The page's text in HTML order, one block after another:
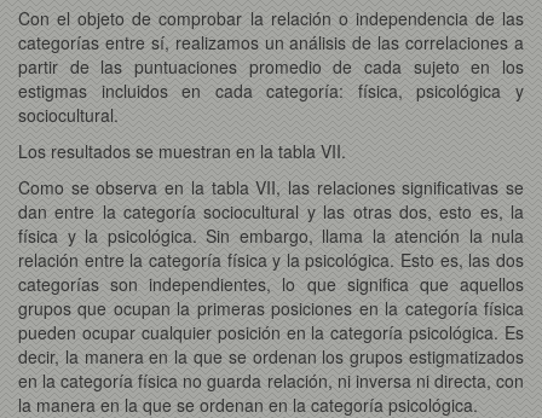
Con el objeto de comprobar la relación o independencia de las
categorías entre sí, realizamos un análisis de las correlaciones a
partir de las puntuaciones promedio de cada sujeto en los
estigmas incluidos en cada categoría: física, psicológica y
sociocultural.
Los resultados se muestran en la tabla VII.
Como se observa en la tabla VII, las relaciones significativas se
dan entre la categoría sociocultural y las otras dos, esto es, la
física y la psicológica. Sin embargo, llama la atención la nula
relación entre la categoría física y la psicológica. Esto es, las dos
categorías son independientes, lo que significa que aquellos
grupos que ocupan la primeras posiciones en la categoría física
pueden ocupar cualquier posición en la categoría psicológica. Es
decir, la manera en la que se ordenan los grupos estigmatizados
en la categoría física no guarda relación, ni inversa ni directa, con
la manera en la que se ordenan en la categoría psicológica.